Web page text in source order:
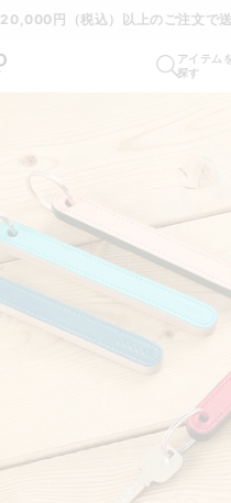
20,000円（税込）以上のご注文で
アイテム
探す